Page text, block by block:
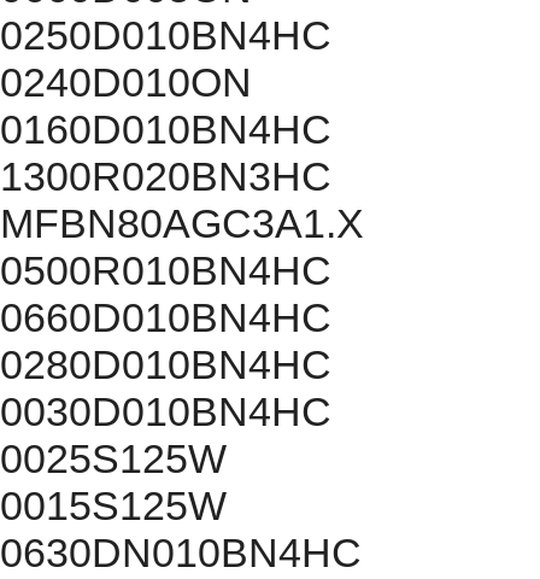
0250D010BN4HC
0240D010ON
0160D010BN4HC
1300R020BN3HC
MFBN80AGC3A1.X
0500R010BN4HC
0660D010BN4HC
0280D010BN4HC
0030D010BN4HC
0025S125W
0015S125W
0630DN010BN4HC